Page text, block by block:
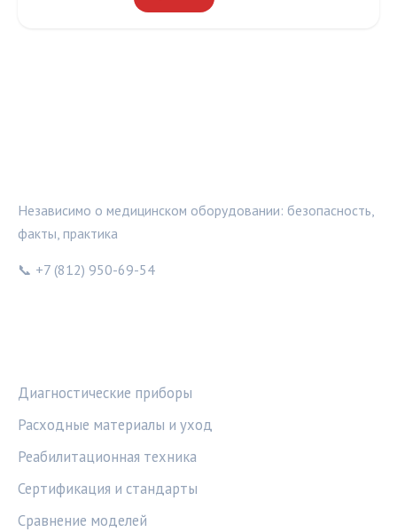
Независимо о медицинском оборудовании: безопасность,
факты, практика
📞 +7 (812) 950-69-54
Диагностические приборы
Расходные материалы и уход
Реабилитационная техника
Сертификация и стандарты
Сравнение моделей